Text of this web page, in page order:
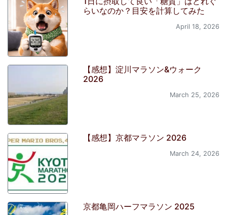
らいなのか？目安を計算してみた
April 18, 2026
【感想】淀川マラソン&ウォーク
2026
March 25, 2026
【感想】京都マラソン 2026
March 24, 2026
京都亀岡ハーフマラソン 2025